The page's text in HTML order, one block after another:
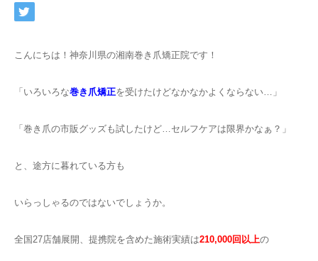
こんにちは！神奈川県の湘南巻き爪矯正院です！
「いろいろな巻き爪矯正を受けたけどなかなかよくならない…」
「巻き爪の市販グッズも試したけど…セルフケアは限界かなぁ？」
と、途方に暮れている方も
いらっしゃるのではないでしょうか。
全国27店舗展開、提携院を含めた施術実績は210,000回以上の